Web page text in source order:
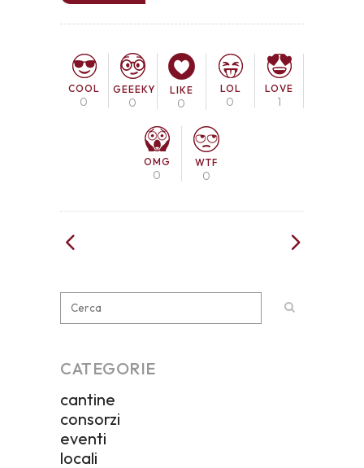
COOL
0
GEEEKY
0
LIKE
0
LOL
0
LOVE
1
OMG
0
WTF
0
CATEGORIE
cantine
consorzi
eventi
locali